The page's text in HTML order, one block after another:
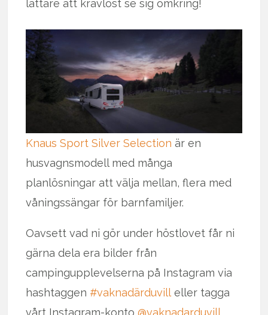
lättare att kravlöst se sig omkring!
Knaus Sport Silver Selection är en
husvagnsmodell med många
planlösningar att välja mellan, flera med
våningssängar för barnfamiljer.
Oavsett vad ni gör under höstlovet får ni
gärna dela era bilder från
campingupplevelserna på Instagram via
hashtaggen #vaknadärduvill eller tagga
vårt Instagram-konto@vaknadarduvill